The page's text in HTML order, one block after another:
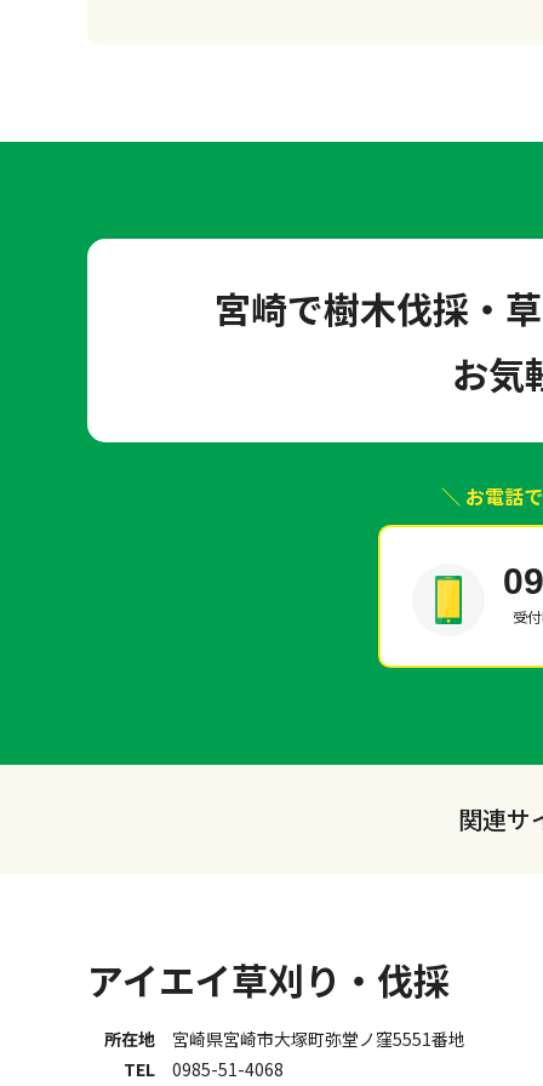
宮崎で樹木伐採・
お気
＼ お電話
受
関連サ
アイエイ草刈り・伐採
所在地
宮崎県宮崎市大塚町弥堂ノ窪5551番地
TEL
0985-51-4068